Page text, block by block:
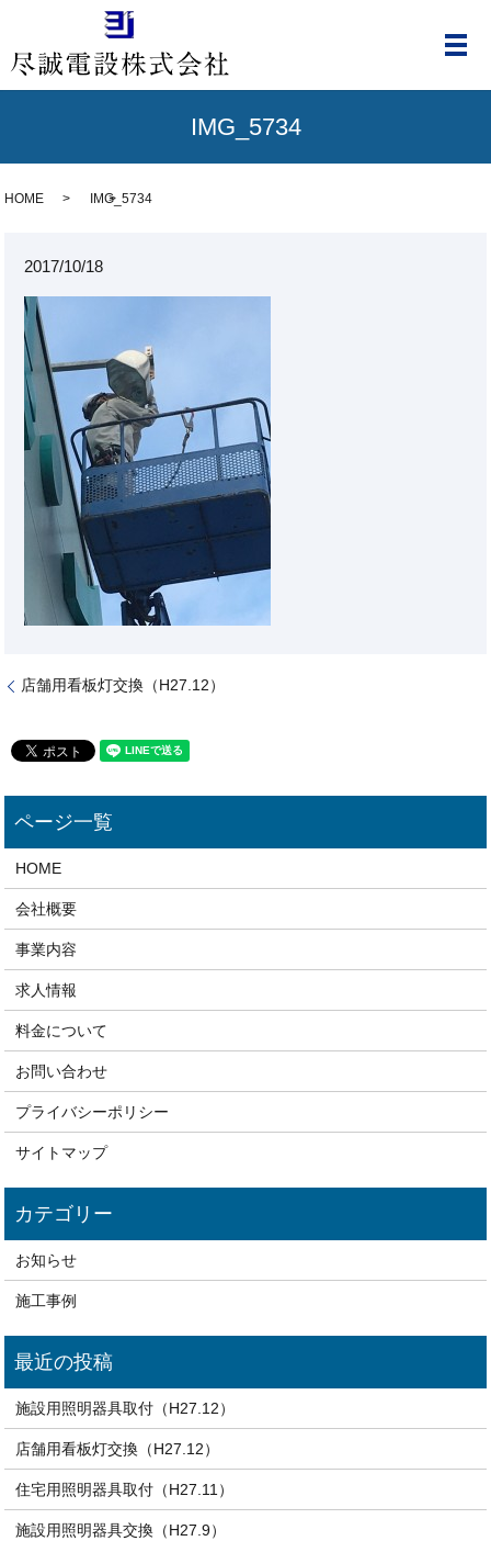
メ
IMG_5734
HOME IMG_5734
2017/10/18
店舗用看板灯交換（H27.12）
HOME
会社概要
事業内容
求人情報
料金について
お問い合わせ
プライバシーポリシー
サイトマップ
お知らせ
施工事例
施設用照明器具取付（H27.12）
店舗用看板灯交換（H27.12）
住宅用照明器具取付（H27.11）
施設用照明器具交換（H27.9）